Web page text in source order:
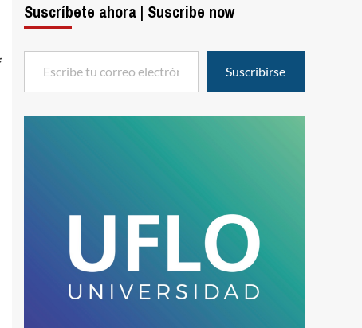
Suscríbete ahora | Suscribe now
Escribe tu correo electrónico…
Suscribirse